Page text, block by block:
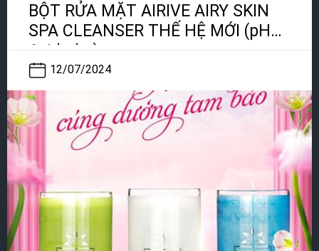
BỘT RỬA MẶT AIRIVE AIRY SKIN
SPA CLEANSER THẾ HỆ MỚI (pH
Axid nhẹ)
12/07/2024